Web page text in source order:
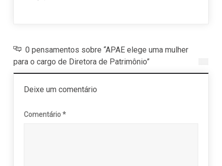
0 pensamentos sobre “APAE elege uma mulher
para o cargo de Diretora de Patrimônio”
Deixe um comentário
Comentário*